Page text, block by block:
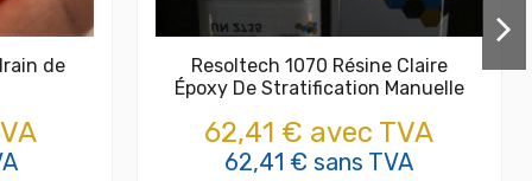
de
Resoltech 1070 Résine Claire
Époxy De Stratification Manuelle
62,41 € avec TVA
62,41 € sans TVA